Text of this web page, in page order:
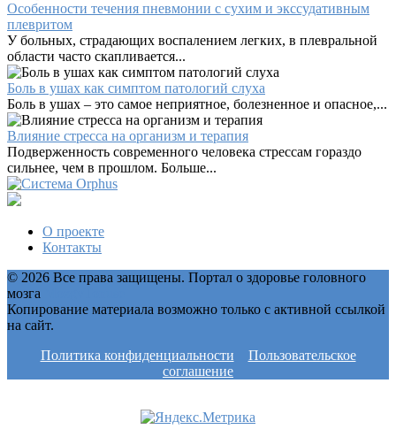
Особенности течения пневмонии с сухим и экссудативным
плевритом
У больных, страдающих воспалением легких, в плевральной
области часто скапливается...
Боль в ушах как симптом патологий слуха
Боль в ушах – это самое неприятное, болезненное и опасное,...
Влияние стресса на организм и терапия
Подверженность современного человека стрессам гораздо
сильнее, чем в прошлом. Больше...
О проекте
Контакты
© 2026 Все права защищены. Портал о здоровье головного
мозга
Копирование материала возможно только с активной ссылкой
на сайт.
Политика конфиденциальности
Пользовательское
соглашение